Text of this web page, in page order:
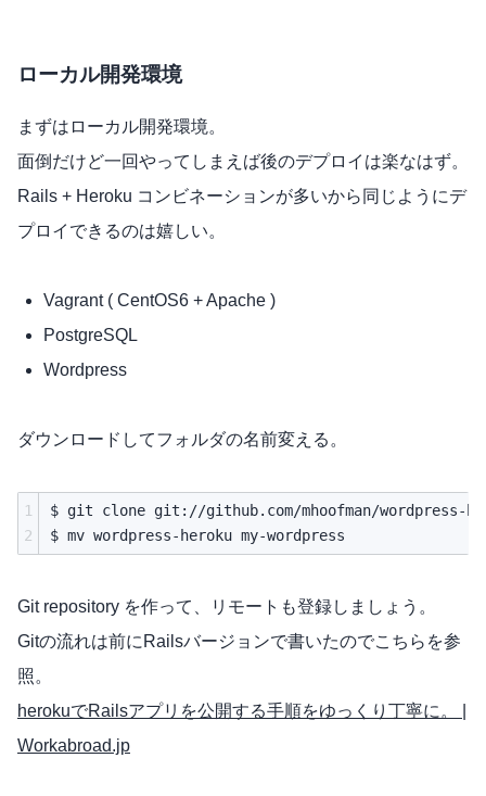
ローカル開発環境
まずはローカル開発環境。
面倒だけど一回やってしまえば後のデプロイは楽なはず。
Rails + Heroku コンビネーションが多いから同じようにデ
プロイできるのは嬉しい。
Vagrant ( CentOS6 + Apache )
PostgreSQL
Wordpress
ダウンロードしてフォルダの名前変える。
1
2
$ git clone git://github.com/mhoofman/wordpress-
Git repository を作って、リモートも登録しましょう。
Gitの流れは前にRailsバージョンで書いたのでこちらを参
照。
herokuでRailsアプリを公開する手順をゆっくり丁寧に。 |
Workabroad.jp